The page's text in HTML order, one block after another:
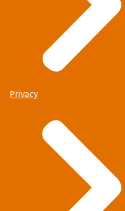
Privacy